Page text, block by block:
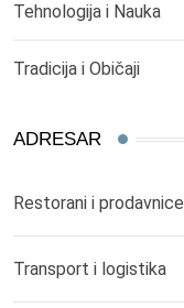
Tehnologija i Nauka
Tradicija i Običaji
ADRESAR
Restorani i prodavnice
Transport i logistika